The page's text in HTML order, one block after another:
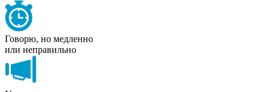
Говорю, но медленно
или неправильно